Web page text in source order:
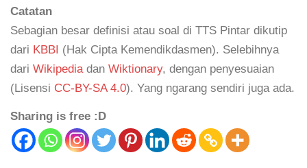
Catatan
Sebagian besar definisi atau soal di TTS Pintar dikutip
dari KBBI (Hak Cipta Kemendikdasmen). Selebihnya
dari Wikipediadan Wiktionary, dengan penyesuaian
(Lisensi CC-BY-SA 4.0). Yang ngarang sendiri juga ada.
Sharing is free :D